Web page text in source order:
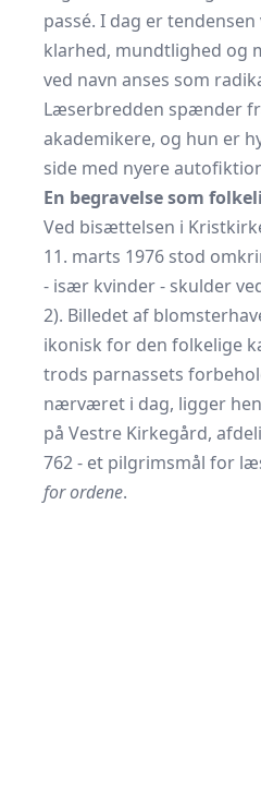
passé. I dag er
klarhed, mundtlighed og
ved navn anses som
Læserbredden spænder
akademikere, og hun er
side med nyere
En begravelse som
Ved bisættelsen i
11. marts 1976 stod
- især kvinder - skulder
2). Billedet af
ikonisk for den folkelige
trods parnassets
nærværet i dag, ligger
på Vestre Kirkegård,
762 - et pilgrimsmål for
for ordene.